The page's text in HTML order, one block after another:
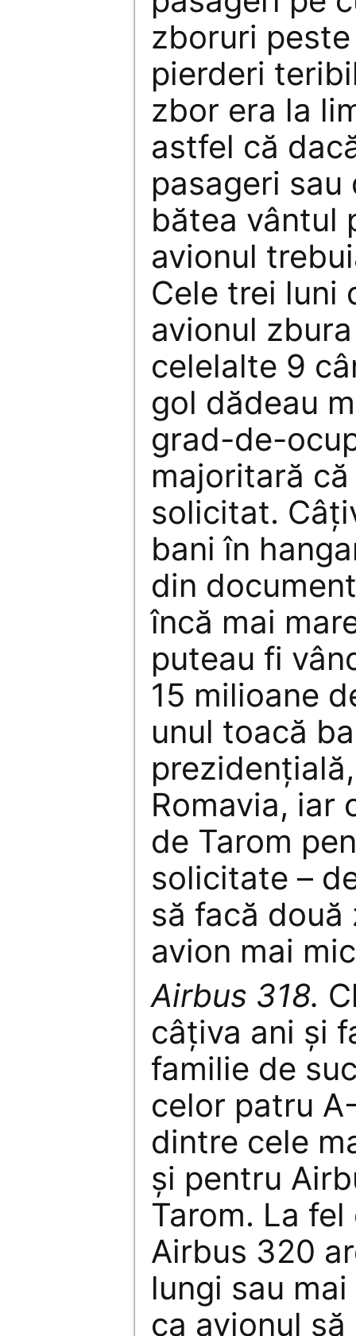
zboruri
pierderi
zbor era la
astfel că
pasageri
bătea vântul
avionul
Cele trei luni
avionul
celelalte 9
gol dădeau
grad-de-
majoritară
solicitat.
bani în
din
încă mai
puteau fi
15 milioane
unul toacă
Romavia, iar
de Tarom
solicitate –
să facă
avion mai
Airbus 318.
câţiva ani şi
familie de
celor patru
dintre cele
şi pentru
Tarom. La
Airbus 320
lungi sau
ca avionul